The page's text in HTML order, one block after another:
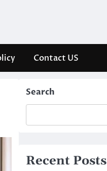
Contact US
Search
Recent Posts